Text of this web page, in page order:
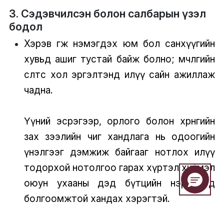
3. Сэдэвчилсэн болон салбарын үзэл
бодол
Хэрэв өгөөж нэмэгдэх юм бол санхүүгийн
хувьд ашиг тустай байж болно; мөчлөгийн
өсөлтөөс хол эргэлтэнд илүү сайн ажиллаж
чадна.
Үүний эсрэгээр, орлого болон хөрөнгийн
зах зээлийн чиг хандлага нь одоогийн
үнэлгээг дэмжиж байгааг нотлох илүү
тодорхой нотолгоо гарах хүртэл хиймэл
оюун ухааны дэд бүтцийн нэрүүдэд
болгоомжтой хандах хэрэгтэй.